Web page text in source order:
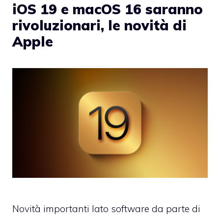
iOS 19 e macOS 16 saranno
rivoluzionari, le novità di
Apple
Novità importanti lato software da parte di